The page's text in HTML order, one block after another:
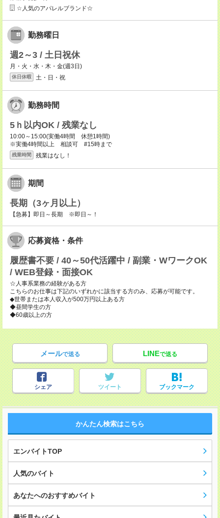
☆人気のアパレルブランド☆
勤務曜日
週2～3 / 土日祝休
月・火・水・木・金(週3日)
休日休暇 土・日・祝
勤務時間
5ｈ以内OK / 残業なし
10:00～15:00(実働4時間 休憩1時間)
※実働4時間以上 相談可 #15時まで
残業時間 残業はなし！
期間
長期（3ヶ月以上）
【急募】即日～長期 ※即日～！
応募資格・条件
履歴書不要 / 40～50代活躍中 / 副業・WワークOK
/ WEB登録・面接OK
☆人事系業務の経験がある方
こちらのお仕事は下記のいずれかに該当する方のみ、応募が可能です。
◆世帯または本人収入が500万円以上ある方
◆昼間学生の方
◆60歳以上の方
メールで送る LINEで送る
シェア ツイート ブックマーク
かんたん検索はこちら
エンバイトTOP
人気のバイト
あなたへのおすすめバイト